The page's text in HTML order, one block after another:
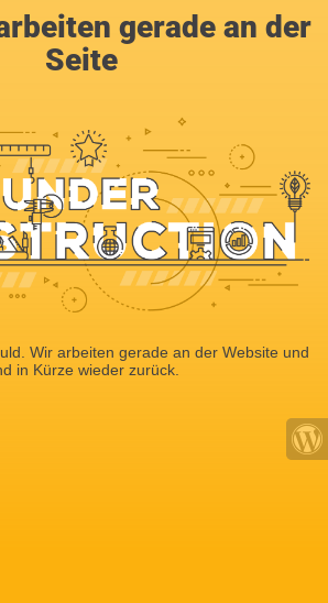
gerade an der
Seite
Wir arbeiten gerade an der Website und
in Kürze wieder zurück.